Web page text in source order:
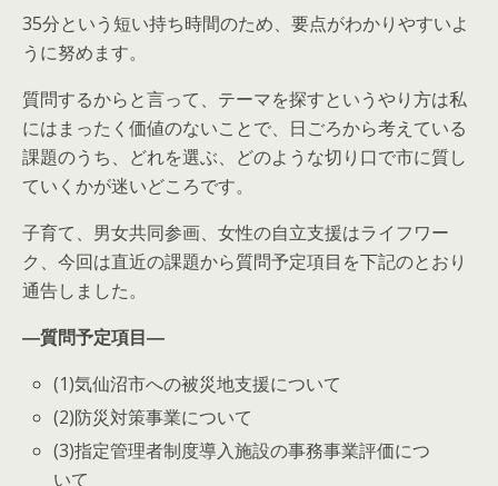
35分という短い持ち時間のため、要点がわかりやすいよ
うに努めます。
質問するからと言って、テーマを探すというやり方は私
にはまったく価値のないことで、日ごろから考えている
課題のうち、どれを選ぶ、どのような切り口で市に質し
ていくかが迷いどころです。
子育て、男女共同参画、女性の自立支援はライフワー
ク、今回は直近の課題から質問予定項目を下記のとおり
通告しました。
―質問予定項目―
(1)気仙沼市への被災地支援について
(2)防災対策事業について
(3)指定管理者制度導入施設の事務事業評価につ
いて